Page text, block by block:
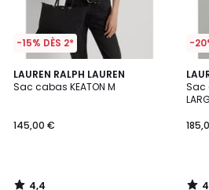
-15% DÈS 2*
LAUREN RALPH LAUREN
Sac cabas KEATON M
145,00 €
4,4
/ 5
4,4
-
Sac
4,5
/ 5